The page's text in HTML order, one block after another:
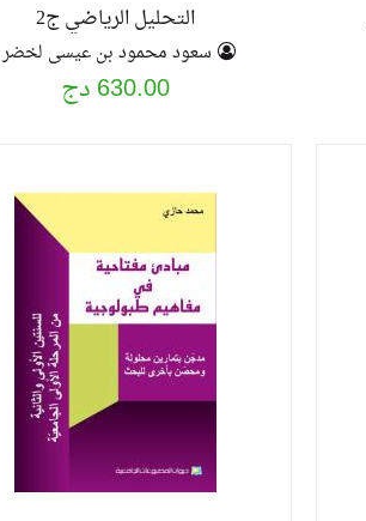
التحليل الرياضي ج2
سعود محمود بن عيسى لخضر
630.00 دج